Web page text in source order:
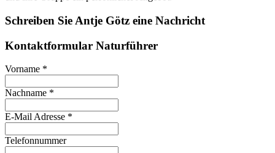
Schreiben Sie Antje Götz eine Nachricht
Kontaktformular Naturführer
Vorname *
Nachname *
E-Mail Adresse *
Telefonnummer